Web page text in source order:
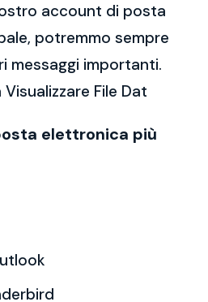
account di posta
potremmo sempre
messaggi importanti.
File Dat
elettronica più